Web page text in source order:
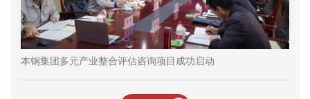
本钢集团多元产业整合评估咨询项目成功启动